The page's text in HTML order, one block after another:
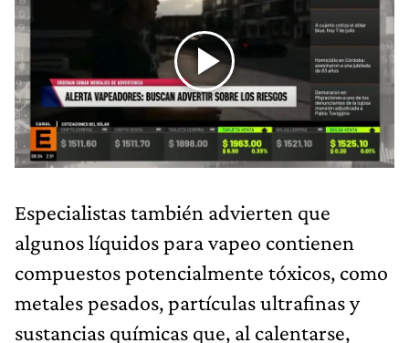
Especialistas también advierten que
algunos líquidos para vapeo contienen
compuestos potencialmente tóxicos, como
metales pesados, partículas ultrafinas y
sustancias químicas que, al calentarse,